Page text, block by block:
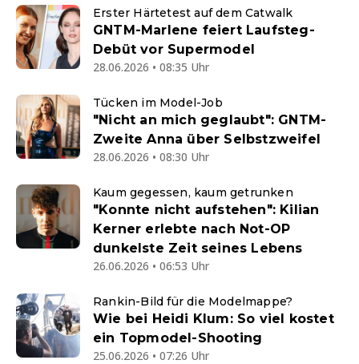
Erster Härtetest auf dem Catwalk
GNTM-Marlene feiert Laufsteg-
Debüt vor Supermodel
28.06.2026 • 08:35 Uhr
Tücken im Model-Job
"Nicht an mich geglaubt": GNTM-
Zweite Anna über Selbstzweifel
28.06.2026 • 08:30 Uhr
Kaum gegessen, kaum getrunken
"Konnte nicht aufstehen": Kilian
Kerner erlebte nach Not-OP
dunkelste Zeit seines Lebens
26.06.2026 • 06:53 Uhr
Rankin-Bild für die Modelmappe?
Wie bei Heidi Klum: So viel kostet
ein Topmodel-Shooting
25.06.2026 • 07:26 Uhr